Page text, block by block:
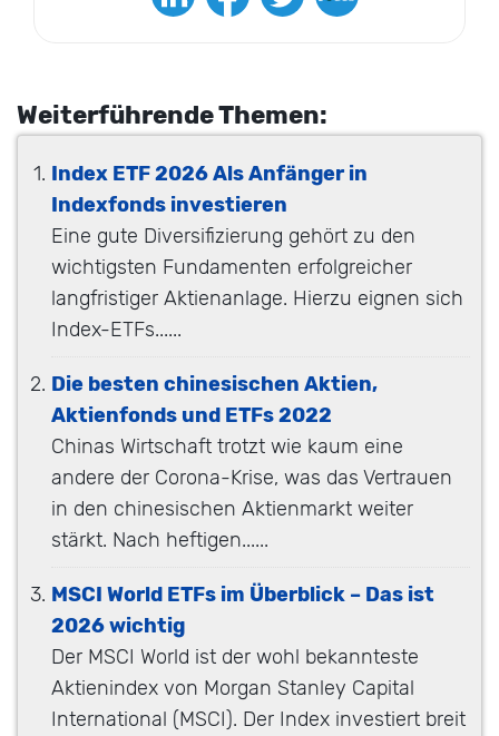
Weiterführende Themen:
Index ETF 2026 Als Anfänger in
Indexfonds investieren
Eine gute Diversifizierung gehört zu den
wichtigsten Fundamenten erfolgreicher
langfristiger Aktienanlage. Hierzu eignen sich
Index-ETFs......
Die besten chinesischen Aktien,
Aktienfonds und ETFs 2022
Chinas Wirtschaft trotzt wie kaum eine
andere der Corona-Krise, was das Vertrauen
in den chinesischen Aktienmarkt weiter
stärkt. Nach heftigen......
MSCI World ETFs im Überblick – Das ist
2026 wichtig
Der MSCI World ist der wohl bekannteste
Aktienindex von Morgan Stanley Capital
International (MSCI). Der Index investiert breit